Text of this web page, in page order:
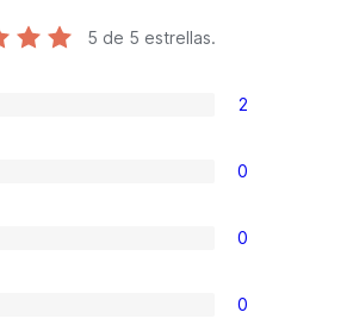
5 de 5 estrellas.
2
0
0
0